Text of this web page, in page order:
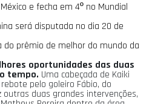
e fecha em 4º no Mundial
será disputada no dia 20 de
do prêmio de melhor do mundo da
oportunidades das duas
tempo. Uma cabeçada de Kaiki
pelo goleiro Fábio, do
duas grandes intervenções,